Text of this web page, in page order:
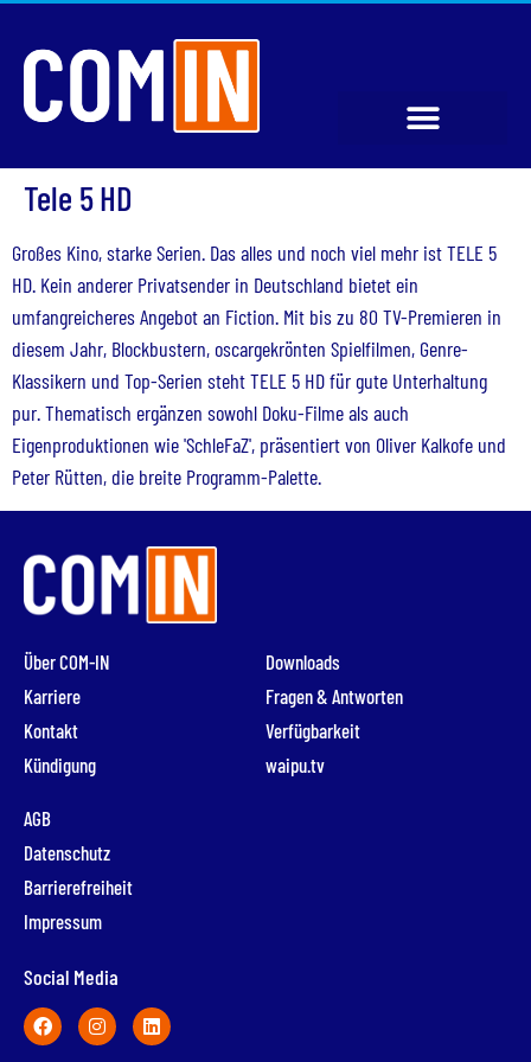
Tele 5 HD
Großes Kino, starke Serien. Das alles und noch viel mehr ist TELE 5
HD. Kein anderer Privatsender in Deutschland bietet ein
umfangreicheres Angebot an Fiction. Mit bis zu 80 TV-Premieren in
diesem Jahr, Blockbustern, oscargekrönten Spielfilmen, Genre-
Klassikern und Top-Serien steht TELE 5 HD für gute Unterhaltung
pur. Thematisch ergänzen sowohl Doku-Filme als auch
Eigenproduktionen wie 'SchleFaZ', präsentiert von Oliver Kalkofe und
Peter Rütten, die breite Programm-Palette.
Über COM-IN
Karriere
Kontakt
Kündigung
Downloads
Fragen & Antworten
Verfügbarkeit
waipu.tv
AGB
Datenschutz
Barrierefreiheit
Impressum
Social Media